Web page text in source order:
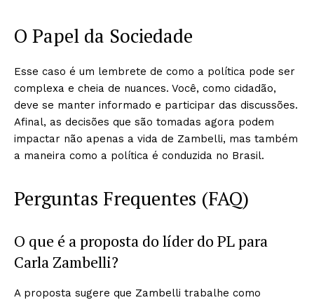
O Papel da Sociedade
Esse caso é um lembrete de como a política pode ser
complexa e cheia de nuances. Você, como cidadão,
deve se manter informado e participar das discussões.
Afinal, as decisões que são tomadas agora podem
impactar não apenas a vida de Zambelli, mas também
a maneira como a política é conduzida no Brasil.
Perguntas Frequentes (FAQ)
O que é a proposta do líder do PL para
Carla Zambelli?
A proposta sugere que Zambelli trabalhe como